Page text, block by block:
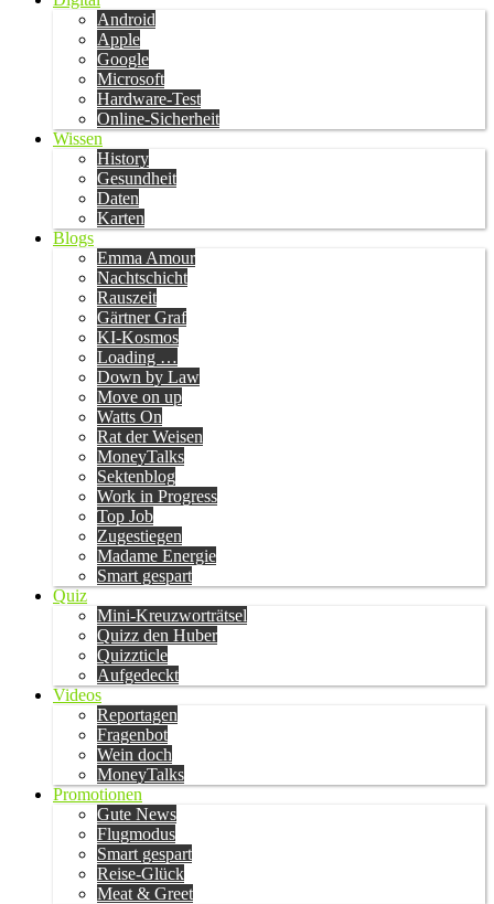
Android
Apple
Google
Microsoft
Hardware-Test
Online-Sicherheit
Wissen
History
Gesundheit
Daten
Karten
Blogs
Emma Amour
Nachtschicht
Rauszeit
Gärtner Graf
KI-Kosmos
Loading …
Down by Law
Move on up
Watts On
Rat der Weisen
MoneyTalks
Sektenblog
Work in Progress
Top Job
Zugestiegen
Madame Energie
Smart gespart
Quiz
Mini-Kreuzworträtsel
Quizz den Huber
Quizzticle
Aufgedeckt
Videos
Reportagen
Fragenbot
Wein doch
MoneyTalks
Promotionen
Gute News
Flugmodus
Smart gespart
Reise-Glück
Meat & Greet